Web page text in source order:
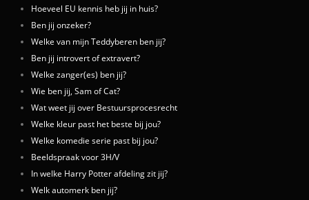
Hoeveel EU kennis heb jij in huis?
Ben jij onzeker?
Welke van mijn Teddyberen ben jij?
Ben jij introvert of extravert?
Welke zanger(es) ben jij?
Wie ben jij, Sam of Cat?
Wat weet jij over Bestuursprocesrecht
Welke kleur past het beste bij jou?
Welke komedie serie past bij jou?
Beeldspraak voor 3H/V
In welke Harry Potter afdeling zit jij?
Welk automerk ben jij?